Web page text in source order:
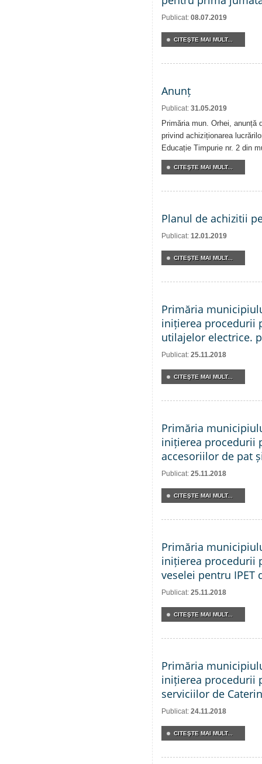
Publicat: 08.07.2019
CITEŞTE MAI MULT...
Anunț
Publicat: 31.05.2019
Primăria mun. Orhei, anunță
privind achiziționarea
Educație Timpurie nr. 2 din
CITEŞTE MAI MULT...
Planul de achizitii
Publicat: 12.01.2019
CITEŞTE MAI MULT...
Primăria
inițierea procedurii
utilajelor electrice.
Publicat: 25.11.2018
CITEŞTE MAI MULT...
Primăria
inițierea procedurii
accesoriilor de pat
Publicat: 25.11.2018
CITEŞTE MAI MULT...
Primăria
inițierea procedurii
veselei pentru IPET
Publicat: 25.11.2018
CITEŞTE MAI MULT...
Primăria
inițierea procedurii
serviciilor de
Publicat: 24.11.2018
CITEŞTE MAI MULT...